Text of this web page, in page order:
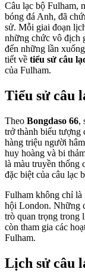
Câu lạc bộ Fulham,
bóng đá Anh, đã
sử. Mỗi giai đoạn
những chức vô địch
đến những lần
tiết về tiểu sử câu
của Fulham.
Tiểu sử câu
Theo Bongdaso 66,
trở thành biểu tượng
hàng triệu người
huy hoàng và bi
là màu truyền thống
đặc biệt của câu lạc
Fulham không chỉ là
hội London. Những
trò quan trọng trong
còn tham gia các
Fulham.
Lịch sử câu